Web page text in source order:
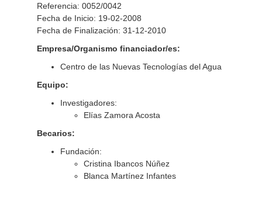
Referencia: 0052/0042
Fecha de Inicio: 19-02-2008
Fecha de Finalización: 31-12-2010
Empresa/Organismo financiador/es:
Centro de las Nuevas Tecnologías del Agua
Equipo:
Investigadores:
Elías Zamora Acosta
Becarios:
Fundación:
Cristina Ibancos Núñez
Blanca Martínez Infantes